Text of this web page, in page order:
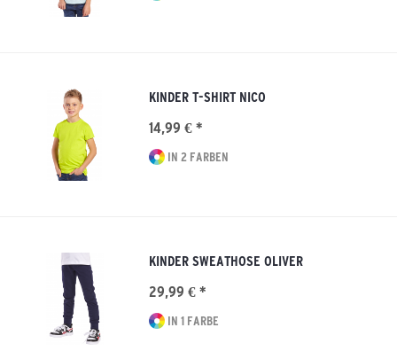
KINDER T-SHIRT NICO
14,99 € *
IN 2 FARBEN
KINDER SWEATHOSE OLIVER
29,99 € *
IN 1 FARBE